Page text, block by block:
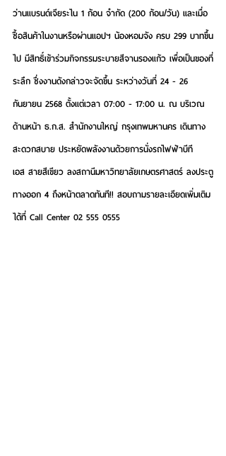
ว่านแบรนด์เจียระไน 1 ก้อน จำกัด (200 ก้อน/วัน) และเมื่อ
ซื้อสินค้าในงานหรือผ่านแอปฯ น้องหอมจัง ครบ 299 บาทขึ้น
ไป มีสิทธิ์เข้าร่วมกิจกรรมระบายสีจานรองแก้ว เพื่อเป็นของที่
ระลึก ซึ่งงานดังกล่าวจะจัดขึ้น ระหว่างวันที่ 24 - 26
กันยายน 2568 ตั้งแต่เวลา 07:00 - 17:00 น. ณ บริเวณ
ด้านหน้า ธ.ก.ส. สำนักงานใหญ่ กรุงเทพมหานคร เดินทาง
สะดวกสบาย ประหยัดพลังงานด้วยการนั่งรถไฟฟ้าบีที
เอส สายสีเขียว ลงสถานีมหาวิทยาลัยเกษตรศาสตร์ ลงประตู
ทางออก 4 ถึงหน้าตลาดทันที!! สอบถามรายละเอียดเพิ่มเติม
ได้ที่ Call Center 02 555 0555